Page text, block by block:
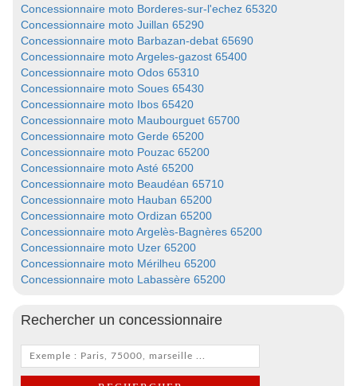
Concessionnaire moto Borderes-sur-l'echez 65320
Concessionnaire moto Juillan 65290
Concessionnaire moto Barbazan-debat 65690
Concessionnaire moto Argeles-gazost 65400
Concessionnaire moto Odos 65310
Concessionnaire moto Soues 65430
Concessionnaire moto Ibos 65420
Concessionnaire moto Maubourguet 65700
Concessionnaire moto Gerde 65200
Concessionnaire moto Pouzac 65200
Concessionnaire moto Asté 65200
Concessionnaire moto Beaudéan 65710
Concessionnaire moto Hauban 65200
Concessionnaire moto Ordizan 65200
Concessionnaire moto Argelès-Bagnères 65200
Concessionnaire moto Uzer 65200
Concessionnaire moto Mérilheu 65200
Concessionnaire moto Labassère 65200
Rechercher un concessionnaire